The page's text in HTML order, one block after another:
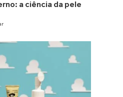
a ciência da pele